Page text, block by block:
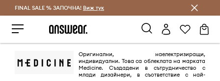
Спестявай с Answear Club
FINAL SALE % ЗАПОЧНА! Виж тук
Оригинални, наелектризиращи,
индивидуални. Това са облеклата на марката
Medicine. Създадени в сътрудничество с
млади дизайнери, в съответствие с най-